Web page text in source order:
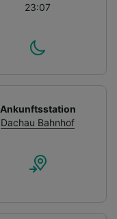
23:07
Ankunftsstation
Dachau Bahnhof